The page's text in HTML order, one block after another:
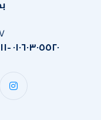
٠١٠٦٠٣٠٥٥٢٠ -٠١٢٠٥٩٩٣١١١- ٠١٢٨٧٨٤٣٦٦٦